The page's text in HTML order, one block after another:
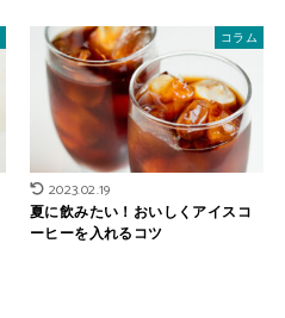
コラム
2023.02.19
夏に飲みたい！おいしくアイスコ
ーヒーを入れるコツ